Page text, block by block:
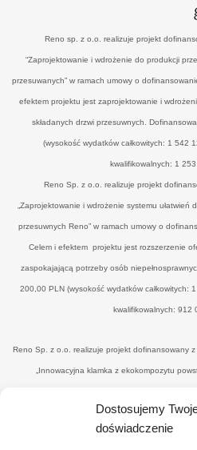
Dostosujemy
doświadczenie
Reno sp. z o.o. realizuje projekt
“Zaprojektowanie i wdrożenie do produkcji
przesuwanych” w ramach umowy o
efektem projektu jest zaprojektowanie i
składanych drzwi przesuwnych.
(wysokość wydatków całkowitych: 1 542
kwalifikowalnych: 1
Reno Sp. z o.o. realizuje projekt
„Zaprojektowanie i wdrożenie systemu ułatwień
przesuwnych Reno” w ramach umowy o
Celem i efektem projektu jest rozszerzenie
zaspokajającą potrzeby osób
200,00 PLN (wysokość wydatków całkowitych:
kwalifikowalnych: 912
Reno Sp. z o.o. realizuje projekt dofinansowany
„Innowacyjna klamka z ekokompozytu
NORW.19.01.04-14-0041/20-00. Celem i
produktu - eko-klamki, zredukowanie ilości